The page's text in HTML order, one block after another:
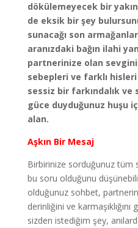
dökülemeyecek bir
de eksik bir şey
sunacağı son
aranızdaki bağın ilahi
partnerinize olan
sebepleri ve farklı
sessiz bir farkındalık ve
güce duyduğunuz huşu
alan.
Aşkın Bir Mesaj
Birbirinize sorduğunuz tüm
bu soru olduğunu
olduğunuz sohbet,
derinliğini ve
sizden istediğim şey,